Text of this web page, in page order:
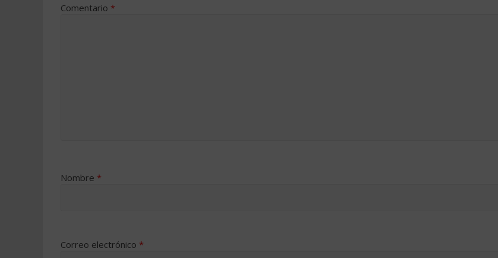
Comentario *
Nombre *
Correo electrónico *